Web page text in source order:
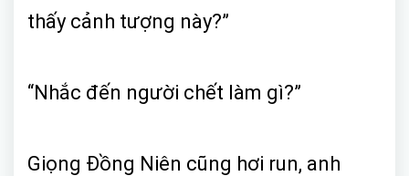
thấy cảnh tượng này?”
“Nhắc đến người chết làm gì?”
Giọng Đồng Niên cũng hơi run, anh